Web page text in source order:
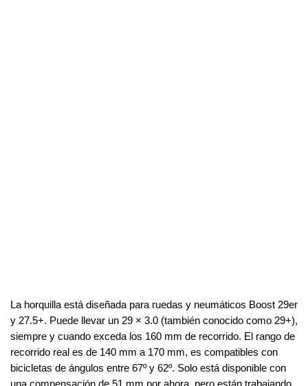
La horquilla está diseñada para ruedas y neumáticos Boost 29er
y 27.5+. Puede llevar un 29 × 3.0 (también conocido como 29+),
siempre y cuando exceda los 160 mm de recorrido. El rango de
recorrido real es de 140 mm a 170 mm, es compatibles con
bicicletas de ángulos entre 67º y 62º. Solo está disponible con